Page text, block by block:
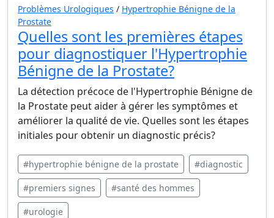
Problèmes Urologiques / Hypertrophie Bénigne de la
Prostate
Quelles sont les premières étapes
pour diagnostiquer l'Hypertrophie
Bénigne de la Prostate?
La détection précoce de l'Hypertrophie Bénigne de
la Prostate peut aider à gérer les symptômes et
améliorer la qualité de vie. Quelles sont les étapes
initiales pour obtenir un diagnostic précis?
#hypertrophie bénigne de la prostate #diagnostic
#premiers signes #santé des hommes
#urologie